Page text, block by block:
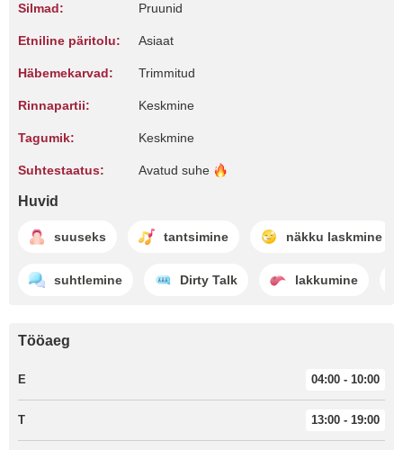
Silmad: Pruunid
Etniline päritolu: Asiaat
Häbemekarvad: Trimmitud
Rinnapartii: Keskmine
Tagumik: Keskmine
Suhtestaatus: Avatud suhe
Huvid
suuseks tantsimine näkku laskmine
suhtlemine Dirty Talk lakkumine
Tööaeg
E 04:00 - 10:00
T 13:00 - 19:00